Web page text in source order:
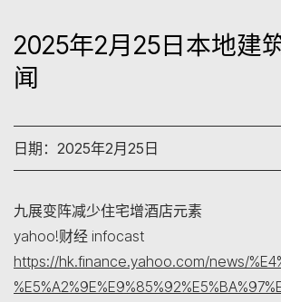
2025年2月25日本地建
闻
日期：2025年2月25日
九展变阵减少住宅增酒店元素
yahoo!财经 infocast
https://hk.finance.yahoo.com/news/